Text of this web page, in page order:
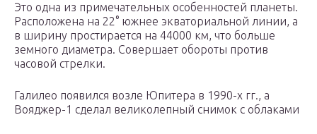
Это одна из примечательных особенностей планеты.
Расположена на 22° южнее экваториальной линии, а
в ширину простирается на 44000 км, что больше
земного диаметра. Совершает обороты против
часовой стрелки.
Галилео появился возле Юпитера в 1990-х гг., а
Вояджер-1 сделал великолепный снимок с облаками